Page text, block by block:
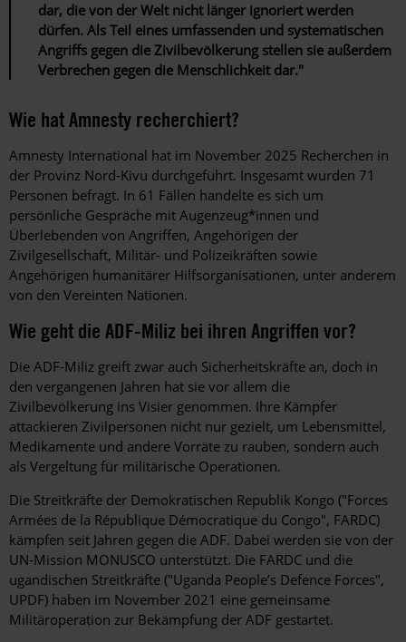
dar, die von der Welt nicht länger ignoriert werden
dürfen. Als Teil eines umfassenden und systematischen
Angriffs gegen die Zivilbevölkerung stellen sie außerdem
Verbrechen gegen die Menschlichkeit dar."
Wie hat Amnesty recherchiert?
Amnesty International hat im November 2025 Recherchen in
der Provinz Nord-Kivu durchgeführt. Insgesamt wurden 71
Personen befragt. In 61 Fällen handelte es sich um
persönliche Gespräche mit Augenzeug*innen und
Überlebenden von Angriffen, Angehörigen der
Zivilgesellschaft, Militär- und Polizeikräften sowie
Angehörigen humanitärer Hilfsorganisationen, unter anderem
von den Vereinten Nationen.
Wie geht die ADF-Miliz bei ihren Angriffen vor?
Die ADF-Miliz greift zwar auch Sicherheitskräfte an, doch in
den vergangenen Jahren hat sie vor allem die
Zivilbevölkerung ins Visier genommen. Ihre Kämpfer
attackieren Zivilpersonen nicht nur gezielt, um Lebensmittel,
Medikamente und andere Vorräte zu rauben, sondern auch
als Vergeltung für militärische Operationen.
Die Streitkräfte der Demokratischen Republik Kongo ("Forces
Armées de la République Démocratique du Congo", FARDC)
kämpfen seit Jahren gegen die ADF. Dabei werden sie von der
UN-Mission MONUSCO unterstützt. Die FARDC und die
ugandischen Streitkräfte ("Uganda People’s Defence Forces",
UPDF) haben im November 2021 eine gemeinsame
Militäroperation zur Bekämpfung der ADF gestartet.